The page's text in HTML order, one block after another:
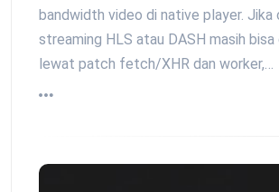
bandwidth video di native player. Jika
streaming HLS atau DASH masih
lewat patch fetch/XHR dan worker,…